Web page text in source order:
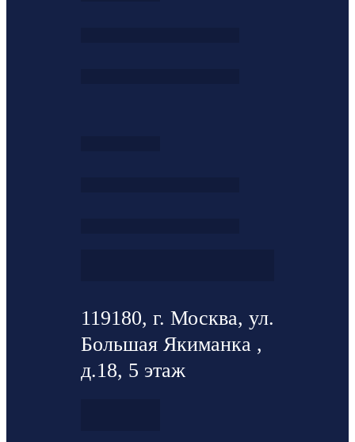
119180, г. Москва, ул.
Большая Якиманка ,
д.18, 5 этаж